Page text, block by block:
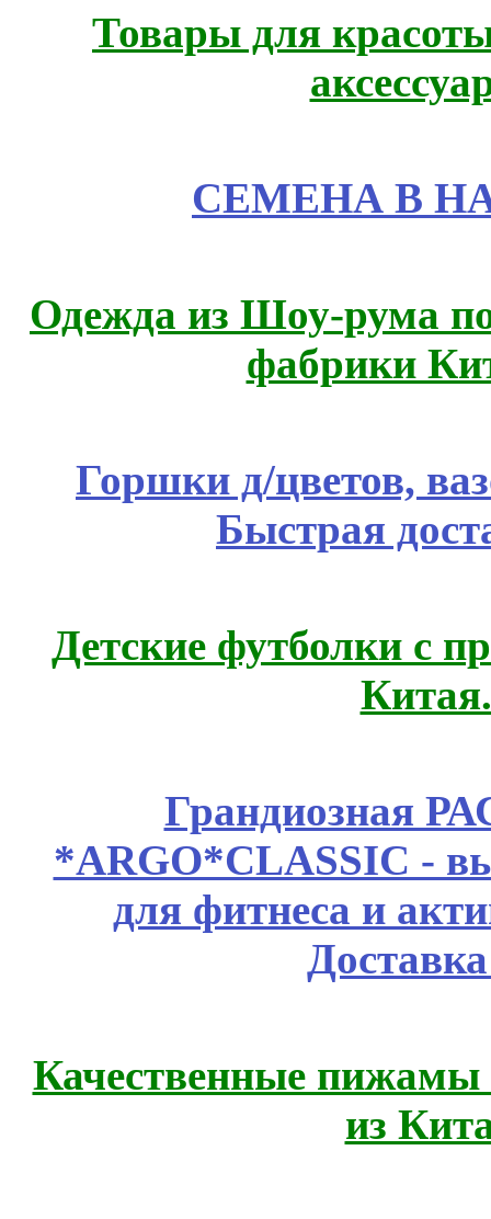
Товары для
СЕМЕНА В
Одежда из Шоу-рума
фабрики
Горшки д/цветов,
Быстрая
Детские футболки с
Грандиозная
*ARGO*CLASSIC -
для фитнеса и
Качественные пижамы
из